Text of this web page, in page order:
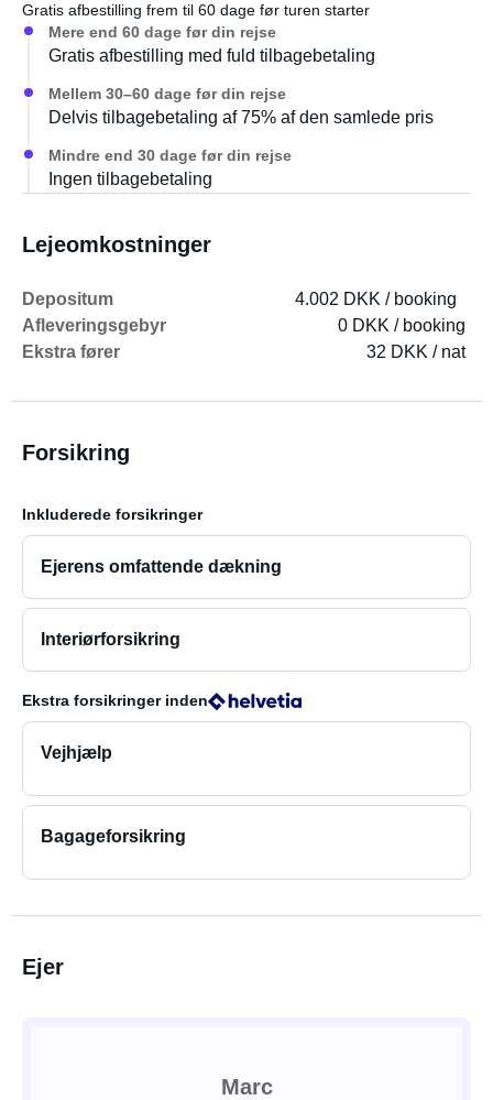
endda et dejligt stort brusebad indeni.
med 4 skamler, udendørs tæpper, alt til madlavning og
spisning (bestik, tallerkener, glas, pander og gryde,
skærebræt, servietter...), spil, malepenne, en Bluetooth-
højttaler og endda en Polaroid-billedprinter!
Du kan tilføje en stand-up paddle for CHF 60/uge og et
cykelstativ til bilen for CHF 60.
Gratis afbestilling frem til 60 dage før turen starter
Mere end 60 dage før din rejse
Gratis afbestilling med fuld tilbagebetaling
Mellem 30–60 dage før din rejse
Delvis tilbagebetaling af 75% af den samlede pris
Mindre end 30 dage før din rejse
Ingen tilbagebetaling
Lejeomkostninger
Depositum
4.002 DKK / booking
Afleveringsgebyr
0 DKK / booking
Ekstra fører
32 DKK / nat
Forsikring
Inkluderede forsikringer
Ejerens omfattende dækning
Interiørforsikring
Ekstra forsikringer inden
Vejhjælp
Bagageforsikring
Ejer
Marc